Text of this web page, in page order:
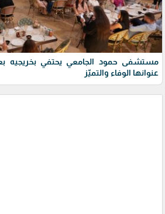
مستشفى حمود الجامعي يحتفي بخريجيه
عنوانها الوفاء والتميّز